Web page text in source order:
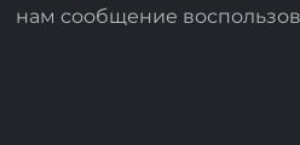
нам сообщение